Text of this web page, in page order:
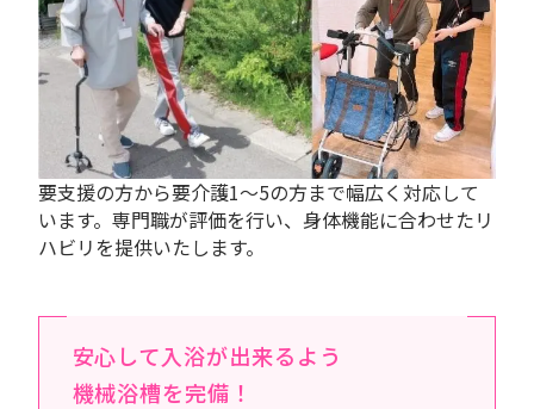
要支援の方から要介護1～5の方まで幅広く対応して
います。専門職が評価を行い、身体機能に合わせたリ
ハビリを提供いたします。
安心して入浴が出来るよう
機械浴槽を完備！